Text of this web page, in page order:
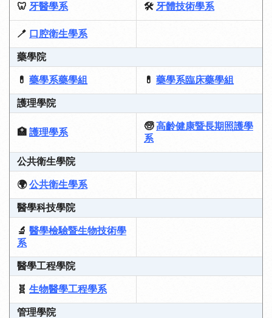
🦷 牙醫學系 🛠️ 牙體技術學系
🪥 口腔衛生學系
藥學院
💊 藥學系藥學組 💊 藥學系臨床藥學組
護理學院
🏥 護理學系
🧓高齡健康暨長期照護學
系
公共衛生學院
🌍公共衛生學系
醫學科技學院
🔬 醫學檢驗暨生物技術學
系
醫學工程學院
🧬 生物醫學工程學系
管理學院